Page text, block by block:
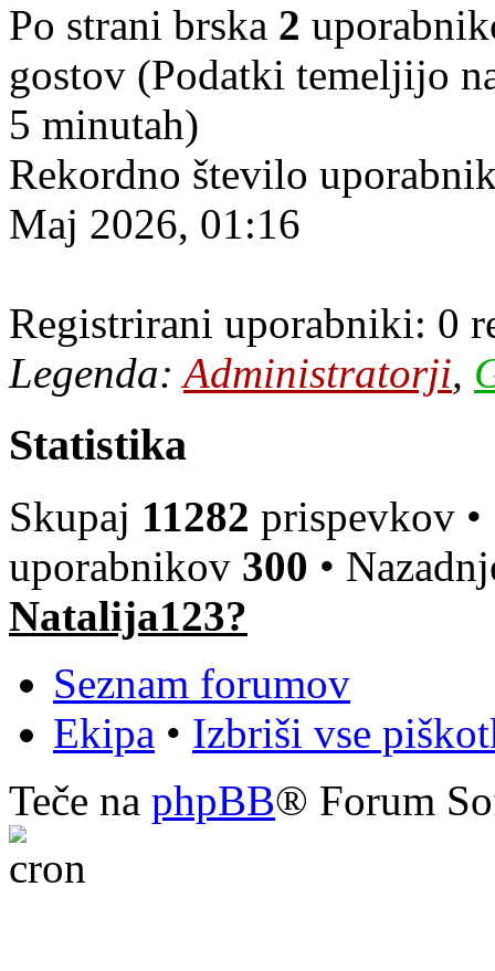
Po strani brska 2
gostov (Podatki temeljijo
5 minutah)
Rekordno število
Maj 2026, 01:16
Registrirani uporabniki: 0
Legenda:Administratorji,
Statistika
Skupaj 11282 prispevkov
uporabnikov 300 •
Natalija123?
Seznam forumov
Ekipa • Izbriši vse
Teče na phpBB® Forum